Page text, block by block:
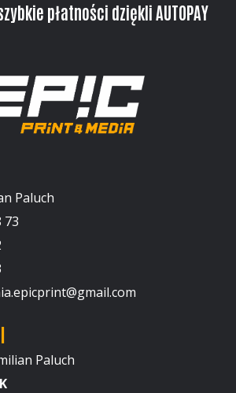
płatności dziękli AUTOPAY
Paluch
73
Paluch